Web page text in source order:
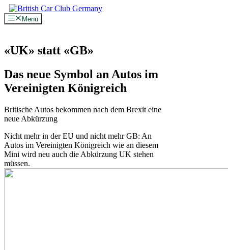
Zum
Inhalt
springen
Menü
«UK» statt «GB»
Das neue Symbol an Autos im
Vereinigten Königreich
Britische Autos bekommen nach dem Brexit eine
neue Abkürzung
Nicht mehr in der EU und nicht mehr GB: An
Autos im Vereinigten Königreich wie an diesem
Mini wird neu auch die Abkürzung UK stehen
müssen.